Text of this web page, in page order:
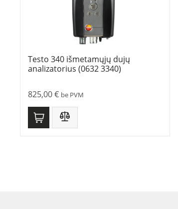
Testo 340 išmetamųjų dujų
analizatorius (0632 3340)
825,00€ be PVM